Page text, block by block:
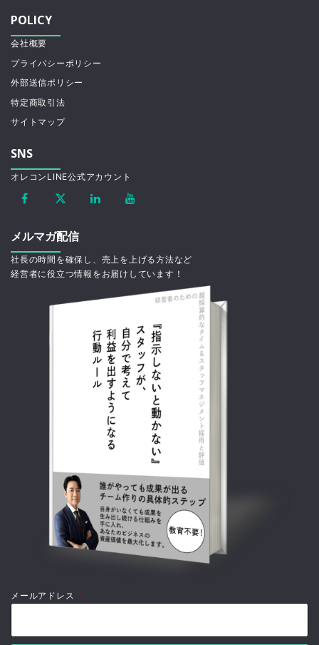
POLICY
会社概要
プライバシーポリシー
外部送信ポリシー
特定商取引法
サイトマップ
SNS
オレコンLINE公式アカウント
メルマガ配信
社長の時間を確保し、売上を上げる方法など
経営者に役立つ情報をお届けしています！
メールアドレス *